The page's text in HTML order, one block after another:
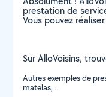
prestation de
Vous pouvez
Sur AlloVoisins,
Autres exemples de
matelas, ..